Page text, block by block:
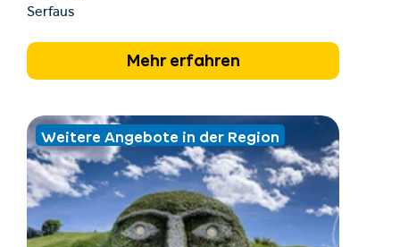
Serfaus
Mehr erfahren
Weitere Angebote in der Region